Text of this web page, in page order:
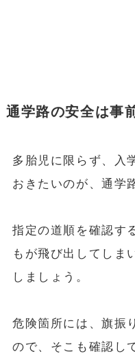
通学路の安全は事
多胎児に限らず、入
おきたいのが、通学
指定の道順を確認す
もが飛び出してしま
しましょう。
危険箇所には、旗振
ので、そこも確認し